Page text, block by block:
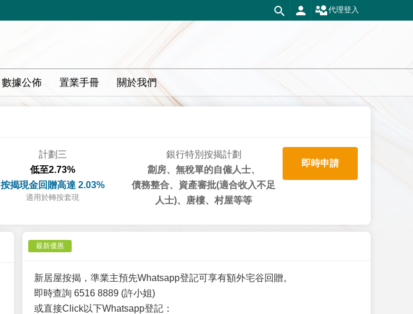
代理登入
數據公佈 置業手冊 關於我們
計劃三
低至2.73%
按揭現金回贈高達 2.03%
適用於轉按套現
銀行特別按揭計劃
劏房、無稅單的自僱人士、
債務整合、資產審批(適合收入不足
人士)、唐樓、村屋等等
即時申請
最新優惠
新居屋按揭，準業主預先Whatsapp登記可享有額外宅谷回贈。
即時查詢 6516 8889 (許小姐)
或直接Click以下Whatsapp登記：